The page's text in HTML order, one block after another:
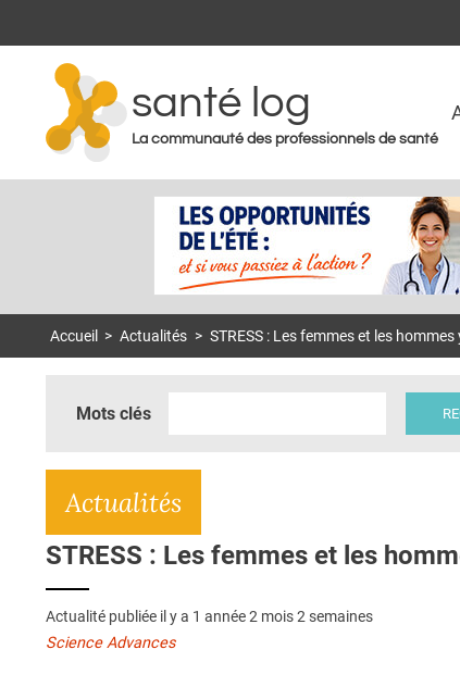
santé log
La communauté des professionnels de santé
Accueil > Actualités > STRESS : Les femmes et les
Mots clés
Actualités
STRESS : Les femmes et les
Actualité publiée il y a 1 année 2 mois 2 semaines
Science Advances